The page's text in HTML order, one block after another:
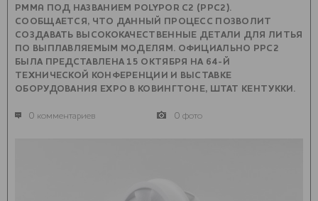
PMMA ПОД НАЗВАНИЕМ POLYPOR C2 (PPC2).
СООБЩАЕТСЯ, ЧТО ДАННЫЙ ПРОЦЕСС ПОЗВОЛИТ
СОЗДАВАТЬ ВЫСОКОКАЧЕСТВЕННЫЕ ДЕТАЛИ ДЛЯ ЛИТЬЯ
ПО ВЫПЛАВЛЯЕМЫМ МОДЕЛЯМ. ОФИЦИАЛЬНО PPC2
БЫЛА ПРЕДСТАВЛЕНА 15 ОКТЯБРЯ НА 64-Й
ТЕХНИЧЕСКОЙ КОНФЕРЕНЦИИ И ВЫСТАВКЕ
ОБОРУДОВАНИЯ EXPO В КОВИНГТОНЕ, ШТАТ КЕНТУККИ.
0 комментариев 0 фото